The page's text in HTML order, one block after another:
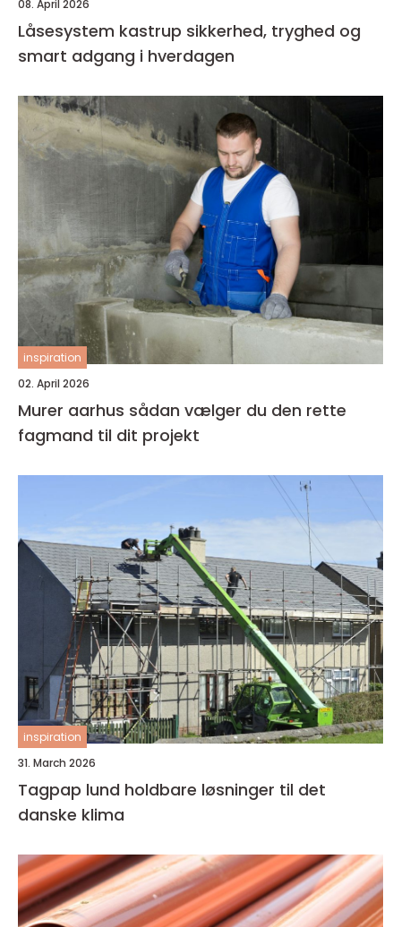
08. April 2026
Låsesystem kastrup sikkerhed, tryghed og
smart adgang i hverdagen
inspiration
02. April 2026
Murer aarhus sådan vælger du den rette
fagmand til dit projekt
inspiration
31. March 2026
Tagpap lund holdbare løsninger til det
danske klima